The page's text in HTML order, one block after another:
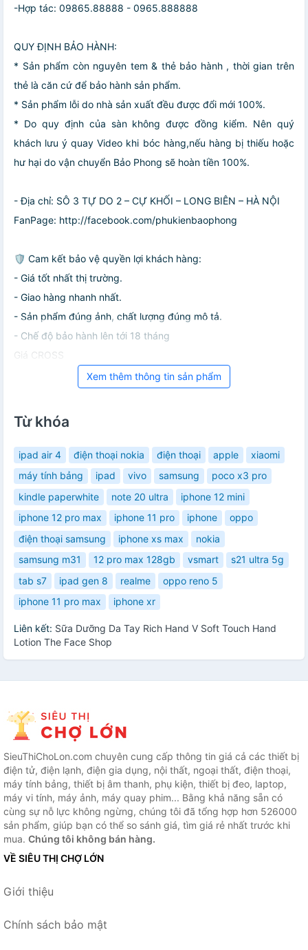
-Hợp tác: 09865.88888 - 0965.888888
QUY ĐỊNH BẢO HÀNH:
* Sản phẩm còn nguyên tem & thẻ bảo hành , thời gian trên
thẻ là căn cứ để bảo hành sản phẩm.
* Sản phẩm lỗi do nhà sản xuất đều được đổi mới 100%.
* Do quy định của sàn không được đồng kiểm. Nên quý
khách lưu ý quay Video khi bóc hàng,nếu hàng bị thiếu hoặc
hư hại do vận chuyển Bảo Phong sẽ hoàn tiền 100%.
- Địa chỉ: SÔ 3 TỰ DO 2 – CỰ KHỐI – LONG BIÊN – HÀ NỘI
FanPage: http://facebook.com/phukienbaophong
🛡️ Cam kết bảo vệ quyền lợi khách hàng:
- Giá tốt nhất thị trường.
- Giao hàng nhanh nhất.
- Sản phẩm đúng ảnh, chất lượng đúng mô tả.
- Chế độ bảo hành lên tới 18 tháng
Giá CROSS
Xem thêm thông tin sản phẩm
Từ khóa
ipad air 4 điện thoại nokia điện thoại apple
xiaomi
máy tính bảng
ipad vivo samsung
poco x3 pro
kindle paperwhite
note 20 ultra
iphone 12 mini
iphone 12 pro max
iphone 11 pro iphone
oppo
điện thoại samsung
iphone xs max
nokia
samsung m31
12 pro max 128gb vsmart
s21 ultra 5g
tab s7
ipad gen 8 realme
oppo reno 5
iphone 11 pro max
iphone xr
Liên kết: Sữa Dưỡng Da Tay Rich Hand V Soft Touch Hand
Lotion The Face Shop
SieuThiChoLon.com chuyên cung cấp thông tin giá cả các thiết bị
điện tử, điện lạnh, điện gia dụng, nội thất, ngoại thất, điện thoại,
máy tính bảng, thiết bị âm thanh, phụ kiện, thiết bị đeo, laptop,
máy vi tính, máy ảnh, máy quay phim... Bằng khả năng sẵn có
cùng sự nỗ lực không ngừng, chúng tôi đã tổng hợp hơn 526000
sản phẩm, giúp bạn có thể so sánh giá, tìm giá rẻ nhất trước khi
mua. Chúng tôi không bán hàng.
VỀ SIÊU THỊ CHỢ LỚN
Giới thiệu
Chính sách bảo mật